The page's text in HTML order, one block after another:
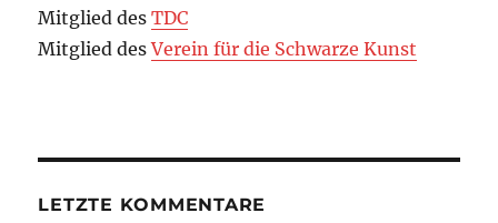
Mitglied desTDC
Mitglied desVerein für die Schwarze Kunst
LETZTE KOMMENTARE